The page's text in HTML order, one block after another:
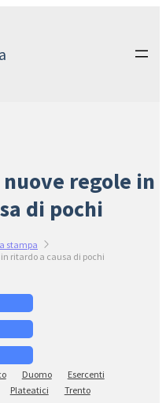
regole in
di pochi
stampa
ritardo a causa di pochi
Duomo
Esercenti
Plateatici Trento